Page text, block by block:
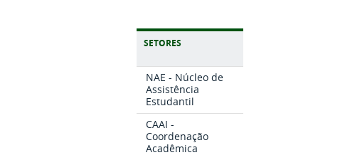
SETORES
NAE - Núcleo de
Assistência
Estudantil
CAAI -
Coordenação
Acadêmica